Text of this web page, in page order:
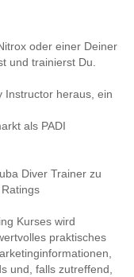
oder einer Deiner
und trainierst Du.
Instructor heraus, ein
als PADI
Diver Trainer zu
Kurses wird
praktisches
und, falls zutreffend,